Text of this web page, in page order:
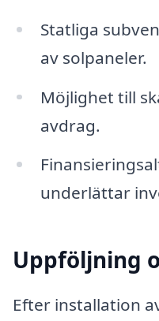
Statliga
av solpaneler.
Möjlighet till
avdrag.
underlättar
Uppföljning
Efter installation